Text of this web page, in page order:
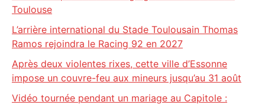
Toulouse
L’arrière international du Stade Toulousain Thomas
Ramos rejoindra le Racing 92 en 2027
Après deux violentes rixes, cette ville d’Essonne
impose un couvre-feu aux mineurs jusqu’au 31 août
Vidéo tournée pendant un mariage au Capitole :